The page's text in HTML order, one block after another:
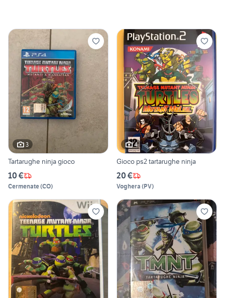
3
Tartarughe ninja gioco
10 €
Cermenate(CO)
4
Gioco ps2 tartarughe ninja
20 €
Voghera (PV)